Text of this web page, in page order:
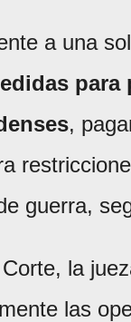
a una
,
guerra,
la
las